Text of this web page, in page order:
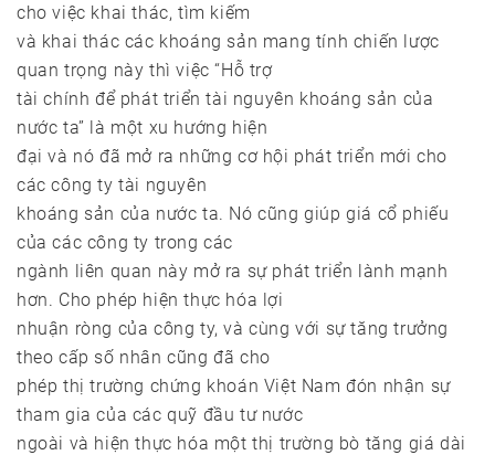
cho việc khai thác, tìm kiếm
và khai thác các khoáng sản mang tính chiến lược
quan trọng này thì việc “Hỗ trợ
tài chính để phát triển tài nguyên khoáng sản của
nước ta” là một xu hướng hiện
đại và nó đã mở ra những cơ hội phát triển mới cho
các công ty tài nguyên
khoáng sản của nước ta. Nó cũng giúp giá cổ phiếu
của các công ty trong các
ngành liên quan này mở ra sự phát triển lành mạnh
hơn. Cho phép hiện thực hóa lợi
nhuận ròng của công ty, và cùng với sự tăng trưởng
theo cấp số nhân cũng đã cho
phép thị trường chứng khoán Việt Nam đón nhận sự
tham gia của các quỹ đầu tư nước
ngoài và hiện thực hóa một thị trường bò tăng giá dài